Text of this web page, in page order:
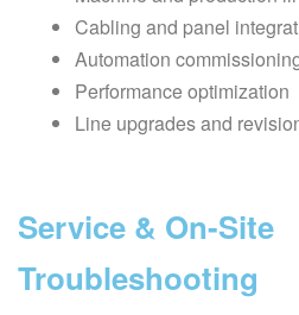
Cabling and panel
Automation
Performance optimization
Line upgrades and
Service & On-Site
Troubleshooting